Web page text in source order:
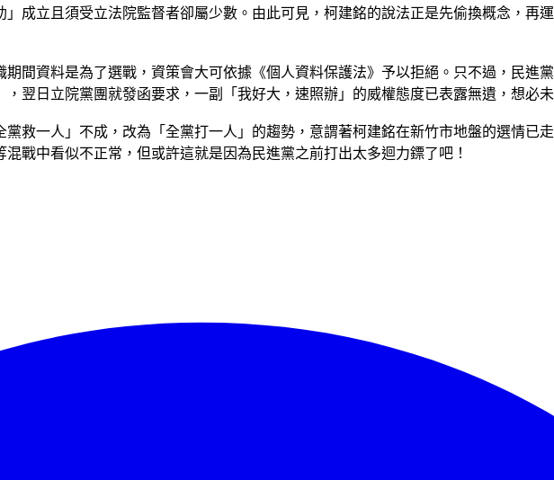
成立且須受立法院監督者卻屬少數。由此可見，柯建銘的說法正是先偷換概念，再
間資料是為了選戰，資策會大可依據《個人資料保護法》予以拒絕。只不過，民進
翌日立院黨團就發函要求，一副「我好大，速照辦」的威權態度已表露無遺，想必
救一人」不成，改為「全黨打一人」的趨勢，意謂著柯建銘在新竹市地盤的選情已
戰中看似不正常，但或許這就是因為民進黨之前打出太多迴力鏢了吧！